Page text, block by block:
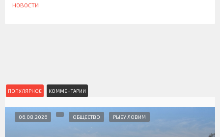
НОВОСТИ
ПОПУЛЯРНОЕ КОММЕНТАРИИ
06.08.2026 ОБЩЕСТВО РЫБУ ЛОВИМ